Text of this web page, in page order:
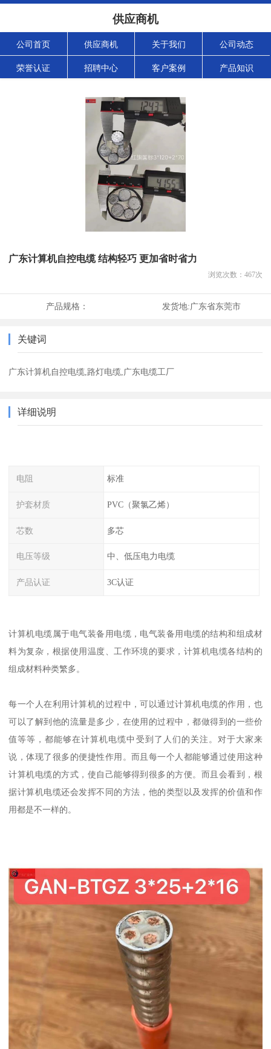
供应商机
公司首页 供应商机 关于我们 公司动态
荣誉认证 招聘中心 客户案例 产品知识
广东计算机自控电缆 结构轻巧 更加省时省力
浏览次数： 467次
产品规格： 发货地:广东省东莞市
关键词
广东计算机自控电缆,路灯电缆,广东电缆工厂
详细说明
电阻 标准
护套材质 PVC（聚氯乙烯）
芯数 多芯
电压等级 中、低压电力电缆
产品认证 3C认证
计算机电缆属于电气装备用电缆，电气装备用电缆的结构和组成材
料为复杂，根据使用温度、工作环境的要求，计算机电缆各结构的
组成材料种类繁多。
每一个人在利用计算机的过程中，可以通过计算机电缆的作用，也
可以了解到他的流量是多少，在使用的过程中，都做得到的一些价
值等等，都能够在计算机电缆中受到了人们的关注。对于大家来
说，体现了很多的便捷性作用。而且每一个人都能够通过使用这种
计算机电缆的方式，使自己能够得到很多的方便。而且会看到，根
据计算机电缆还会发挥不同的方法，他的类型以及发挥的价值和作
用都是不一样的。